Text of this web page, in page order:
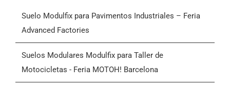
Blog
Advanced Factories
Suelos Modulares Modulfix para Taller de
Motocicletas - Feria MOTOH! Barcelona
Volvemos al centro terapéutico Pro·Fit a recibir